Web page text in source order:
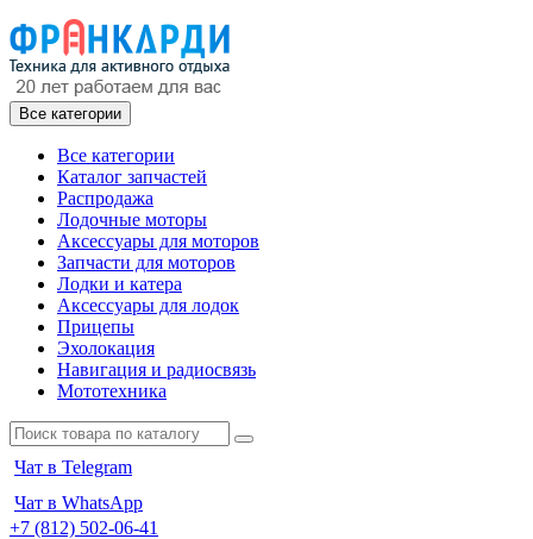
Все категории
Все категории
Каталог запчастей
Распродажа
Лодочные моторы
Аксессуары для моторов
Запчасти для моторов
Лодки и катера
Аксессуары для лодок
Прицепы
Эхолокация
Навигация и радиосвязь
Мототехника
Чат в Telegram
Чат в WhatsApp
+7 (812) 502-06-41